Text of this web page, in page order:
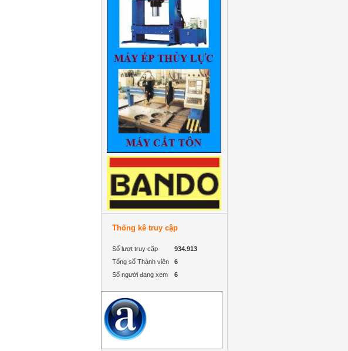
Thống kê truy cập
Số lượt truy cập
934.913
Tổng số Thành viên
6
Số người đang xem
6